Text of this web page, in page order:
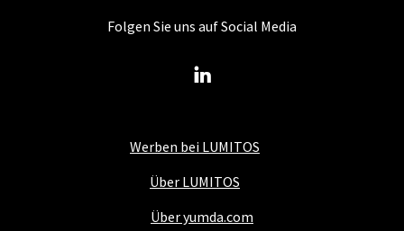
Werben bei LUMITOS
Über LUMITOS
Über yumda.com
Folgen Sie uns auf Social Media